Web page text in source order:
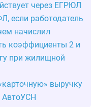
через ЕГРЮЛ
если работодатель
начислил
коэффициенты 2 и
при жилищной
выручку
АвтоУСН